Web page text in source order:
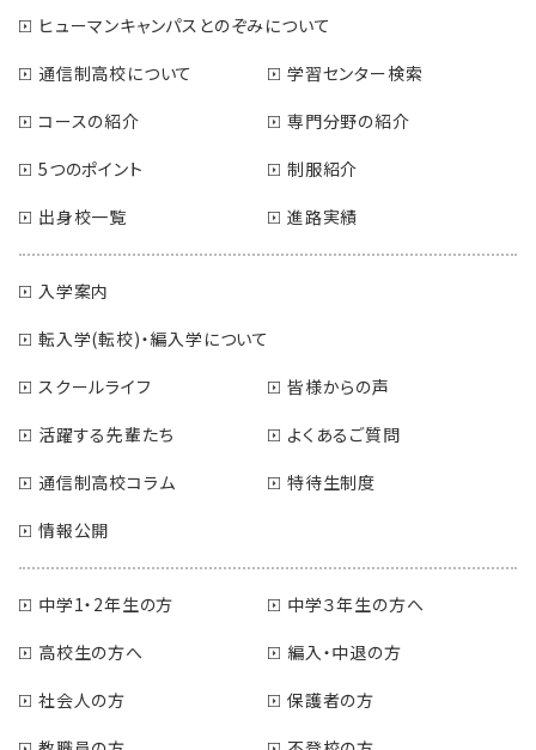
ヒューマンキャンパスとのぞみについて
通信制高校について
学習センター検索
コースの紹介
専門分野の紹介
5つのポイント
制服紹介
出身校一覧
進路実績
入学案内
転入学(転校)・編入学について
スクールライフ
皆様からの声
活躍する先輩たち
よくあるご質問
通信制高校コラム
特待生制度
情報公開
中学1・2年生の方
中学３年生の方へ
高校生の方へ
編入・中退の方
社会人の方
保護者の方